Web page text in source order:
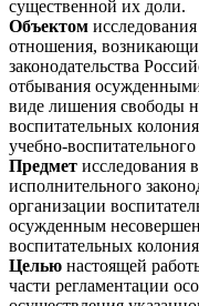
существенной их доли.
Объектом
отношения,
законодательства
отбывания
виде лишения свободы
воспитательных
учебно-
Предмет исследования
исполнительного
организации
осужденным
воспитательных
Целью настоящей
части регламентации